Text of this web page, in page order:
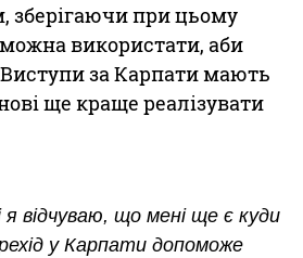
зберігаючи при цьому
використати, аби
за Карпати мають
ще краще реалізувати
я відчуваю, що мені ще є куди
у Карпати допоможе